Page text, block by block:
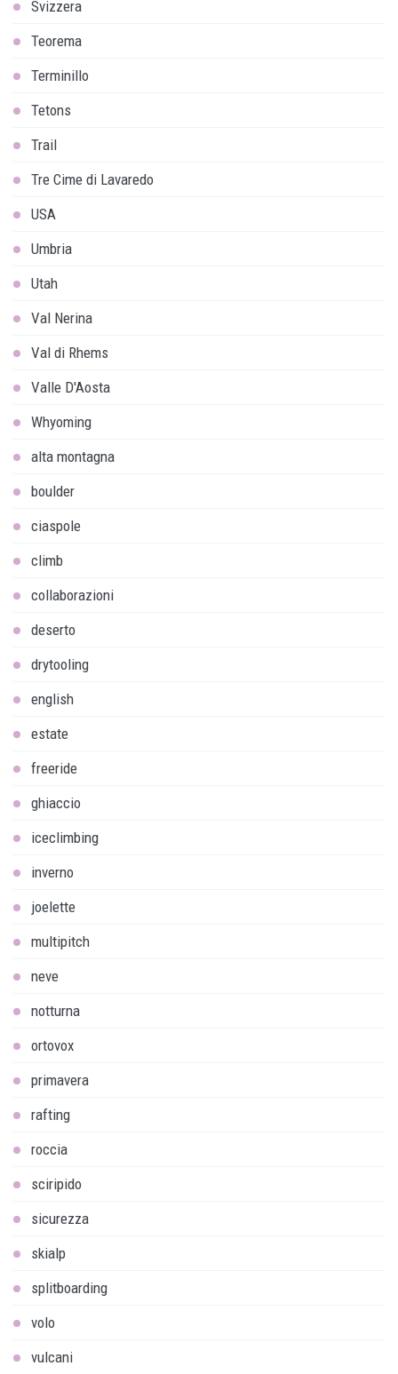
Svizzera
Teorema
Terminillo
Tetons
Trail
Tre Cime di Lavaredo
USA
Umbria
Utah
Val Nerina
Val di Rhems
Valle D'Aosta
Whyoming
alta montagna
boulder
ciaspole
climb
collaborazioni
deserto
drytooling
english
estate
freeride
ghiaccio
iceclimbing
inverno
joelette
multipitch
neve
notturna
ortovox
primavera
rafting
roccia
sciripido
sicurezza
skialp
splitboarding
volo
vulcani